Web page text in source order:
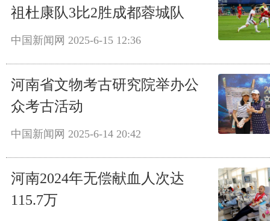
祖杜康队3比2胜成都蓉城队
中国新闻网 2025-6-15 12:36
河南省文物考古研究院举办公
众考古活动
中国新闻网 2025-6-14 20:42
河南2024年无偿献血人次达
115.7万